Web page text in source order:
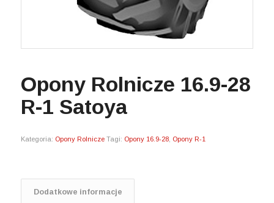
Opony Rolnicze 16.9-28
R-1 Satoya
Kategoria: Opony Rolnicze Tagi: Opony 16.9-28, Opony R-1
Dodatkowe informacje